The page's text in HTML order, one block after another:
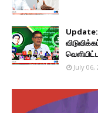
July 06,